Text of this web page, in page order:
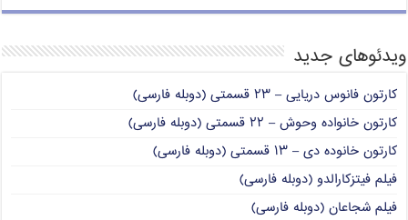
ویدئوهای جدید
کارتون فانوس دریایی – ۲۳ قسمتی (دوبله فارسی)
کارتون خانواده وحوش – ۲۲ قسمتی (دوبله فارسی)
کارتون خانوده دی – ۱۳ قسمتی (دوبله فارسی)
فیلم فیتزکارالدو (دوبله فارسی)
فیلم شجاعان (دوبله فارسی)